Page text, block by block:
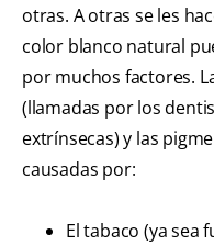
otras. A otras se les
color blanco natural
por muchos factores.
(llamadas por los
extrínsecas) y las
causadas por:
El tabaco (ya sea